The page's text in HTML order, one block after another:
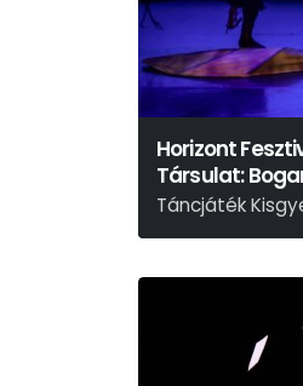
Horizont
Társulat:
Táncjáték